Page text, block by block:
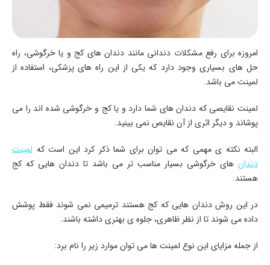
امروزه برای رفع مشکلات دندانی مانند دندان های کج و یا خرگوشی، راه
حل های بسیاری وجود دارد که یکی از این راه های پزشکی، استفاده از
لمینت می باشد.
لمینت نقایصی که دندان های شما دارد و یا کج و خرگوشی شده اند را می
پوشاند و دیگر اثری از آن نقایص نمی بینید.
البته نکته ی مهمی که می توان برای شما ذکر کرد این است که لمینت
دندان های خرگوشی بسیار مناسب تر می باشد تا دندان هایی که کج
هستند.
در این روش دندان هایی که کج هستند ترمیمی نمی شوند فقط پوشش
داده می شوند تا از نظر ظاهری، جلوه ی بهتری داشته باشند.
از جمله مزایای این نوع لمینت ها می توان موارد زیر را نام برد: